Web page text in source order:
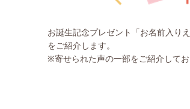
お誕生記念プレゼント「お名前入り
をご紹介します。
※寄せられた声の一部をご紹介して